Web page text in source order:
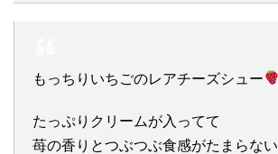
もっちりいちごのレアチーズシュー
たっぷりクリームが入ってて
苺の香りとつぶつぶ食感がたまらない